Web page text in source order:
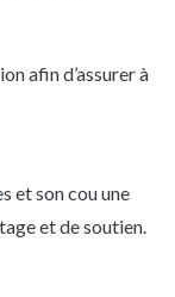
afin d’assurer à
et son cou une
et de soutien.